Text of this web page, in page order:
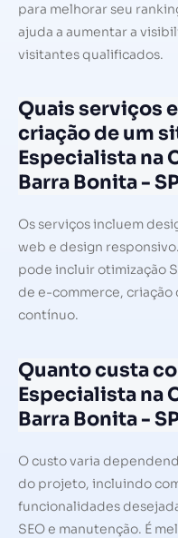
para melhorar seu
ajuda a aumentar a
visitantes qualificados.
Quais serviços
criação de um
Especialista na
Barra Bonita -
Os serviços incluem
web e design
pode incluir otimização
de e-commerce,
contínuo.
Quanto custa
Especialista na
Barra Bonita -
O custo varia
do projeto, incluindo
funcionalidades
SEO e manutenção. É